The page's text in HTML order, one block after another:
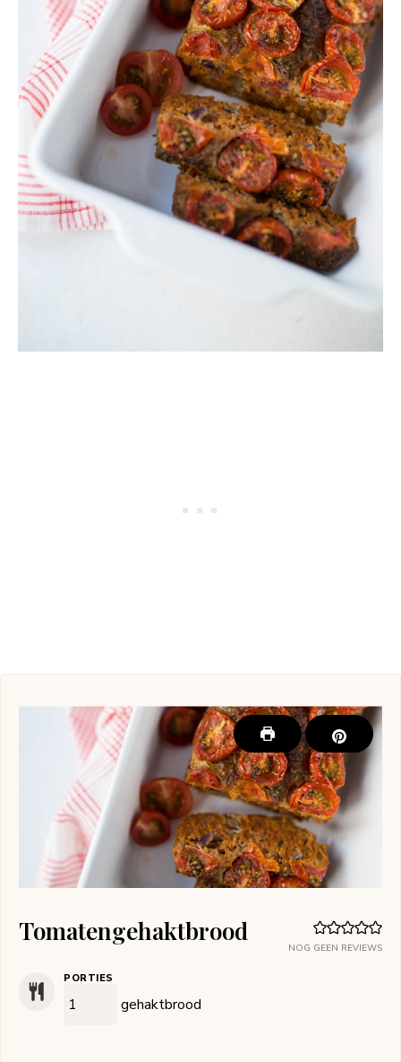
NOG GEEN REVIEWS
Tomatengehaktbrood
PORTIES
gehaktbrood